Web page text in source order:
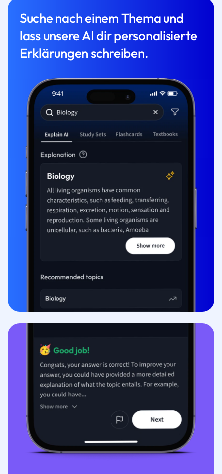
Suche nach einem Thema und
lass unsere AI dir personalisierte
Erklärungen schreiben.